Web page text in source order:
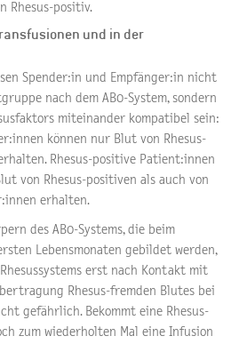
Rhesus-positiv.
und in der
Spender:in und Empfänger:in nicht
nach dem AB0-System, sondern
miteinander kompatibel sein:
können nur Blut von Rhesus-
Rhesus-positive Patient:innen
von Rhesus-positiven als auch von
erhalten.
des AB0-Systems, die beim
Lebensmonaten gebildet werden,
erst nach Kontakt mit
Rhesus-fremden Blutes bei
gefährlich. Bekommt eine Rhesus-
zum wiederholten Mal eine Infusion